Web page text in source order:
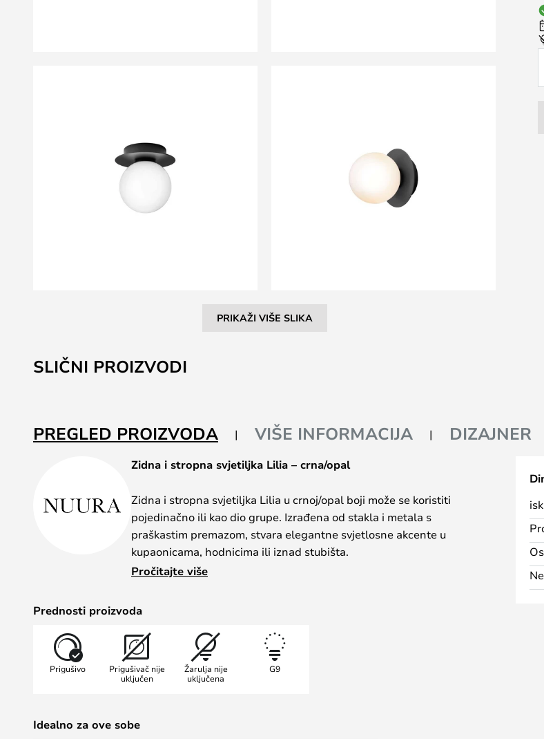
PRIKAŽI VIŠE SLIKA
to
the
the
images
SLIČNI PROIZVODI
PREGLED PROIZVODA VIŠE INFORMACIJA DIZAJNER
Zidna i stropna svjetiljka Lilia – crna/opal
Zidna i stropna svjetiljka Lilia u crnoj/opal boji može se koristiti
pojedinačno ili kao dio grupe. Izrađena od stakla i metala s
praškastim premazom, stvara elegantne svjetlosne akcente u
kupaonicama, hodnicima ili iznad stubišta.
postaviti i na zidove i na stropove, bez napora prilagođavajući se
Svjetiljku je dizajnirala nagrađivana danska dizajnerica rasvjete
Sofie Refer, koja je duboko ukorijenjena u skandinavskoj dizajnerskoj
suptilne ekstravagancije – kvaliteta koje su posebno vidljive u
Pročitajte više
Prednosti proizvoda
Prigušivo
Prigušivač nije
uključen
Žarulja nije
uključena
G9
Idealno za ove sobe